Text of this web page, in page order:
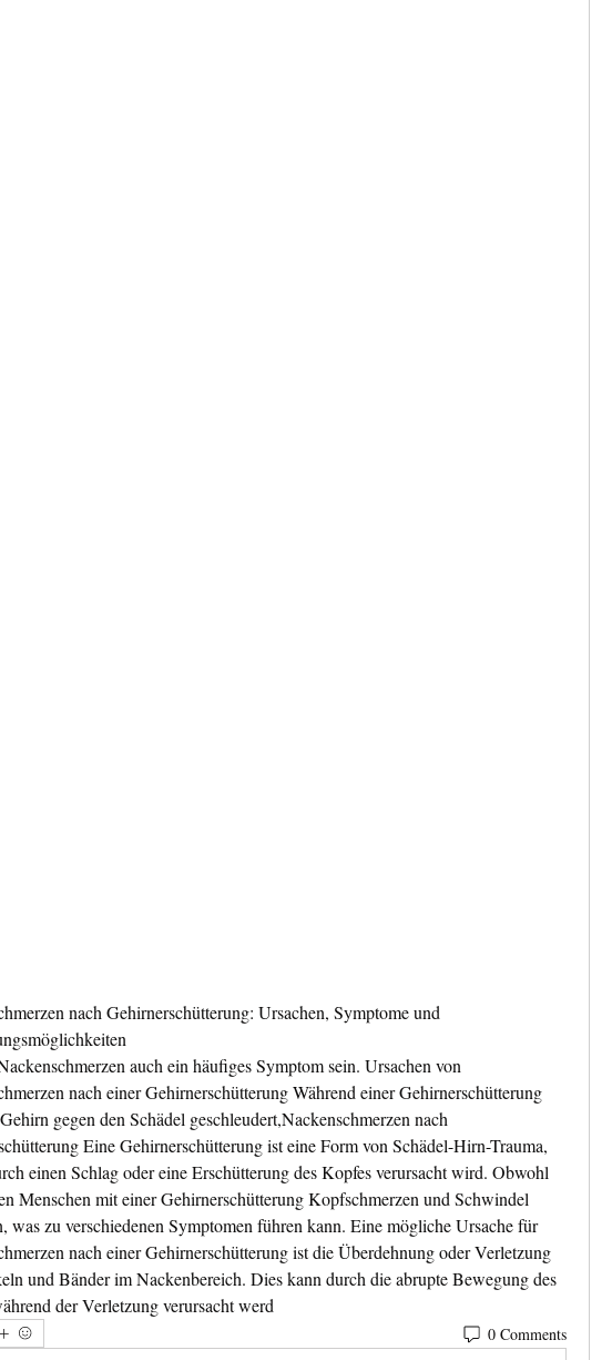
nach Gehirnerschütterung: Ursachen, Symptome und
nach einer Gehirnerschütterung Während einer Gehirnerschütterung
gegen den Schädel geschleudert,Nackenschmerzen nach
Eine Gehirnerschütterung ist eine Form von Schädel-Hirn-Trauma,
einen Schlag oder eine Erschütterung des Kopfes verursacht wird. Obwohl
Menschen mit einer Gehirnerschütterung Kopfschmerzen und Schwindel
was zu verschiedenen Symptomen führen kann. Eine mögliche Ursache für
nach einer Gehirnerschütterung ist die Überdehnung oder Verletzung
und Bänder im Nackenbereich. Dies kann durch die abrupte Bewegung des
der Verletzung verursacht werd
0 Comments